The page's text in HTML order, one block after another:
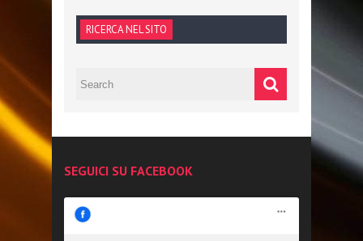
RICERCA NEL SITO
SEGUICI SU FACEBOOK